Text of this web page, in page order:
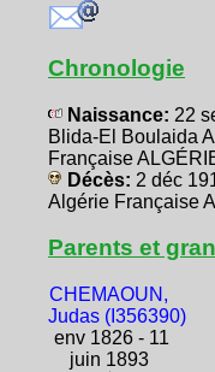
Chronologie
Naissance: 22
Blida-El Boulaida
Française
Décès: 2 déc
Algérie Française
Parents et
CHEMAOUN,
Judas (I356390)
env 1826 - 11
juin 1893